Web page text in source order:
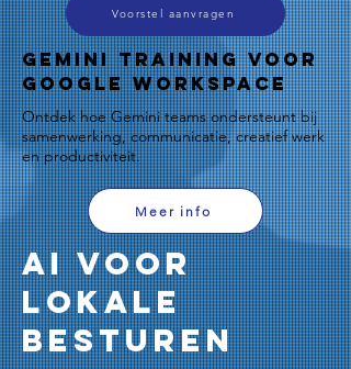
Voorstel aanvragen
Gemini Training voor
Google Workspace
Ontdek hoe Gemini teams ondersteunt bij
samenwerking, communicatie, creatief werk
en productiviteit.
Meer info
AI voor
Lokale
Besturen